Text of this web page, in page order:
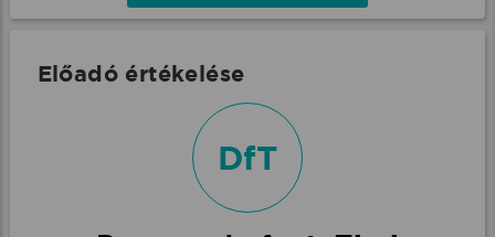
Előadó értékelése
DfT